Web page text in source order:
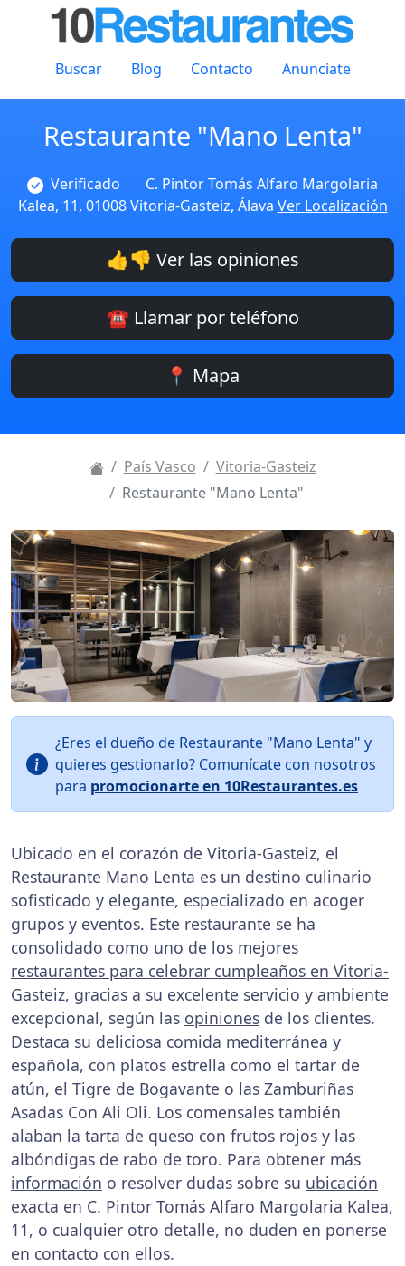
Buscar Blog Contacto Anunciate
Restaurante "Mano Lenta"
Verificado
C. Pintor Tomás Alfaro Margolaria
Kalea, 11, 01008 Vitoria-Gasteiz, Álava Ver Localización
👍👎 Ver las opiniones
☎️ Llamar por teléfono
📍 Mapa
País Vasco
Vitoria-Gasteiz
Restaurante "Mano Lenta"
¿Eres el dueño de Restaurante "Mano Lenta" y
quieres gestionarlo? Comunícate con nosotros
para promocionarte en 10Restaurantes.es
Ubicado en el corazón de Vitoria-Gasteiz, el
Restaurante Mano Lenta es un destino culinario
sofisticado y elegante, especializado en acoger
grupos y eventos. Este restaurante se ha
consolidado como uno de los mejores
restaurantes para celebrar cumpleaños en Vitoria-
Gasteiz, gracias a su excelente servicio y ambiente
excepcional, según las opiniones de los clientes.
Destaca su deliciosa comida mediterránea y
española, con platos estrella como el tartar de
atún, el Tigre de Bogavante o las Zamburiñas
Asadas Con Ali Oli. Los comensales también
alaban la tarta de queso con frutos rojos y las
albóndigas de rabo de toro. Para obtener más
información o resolver dudas sobre su ubicación
exacta en C. Pintor Tomás Alfaro Margolaria Kalea,
11, o cualquier otro detalle, no duden en ponerse
en contacto con ellos.